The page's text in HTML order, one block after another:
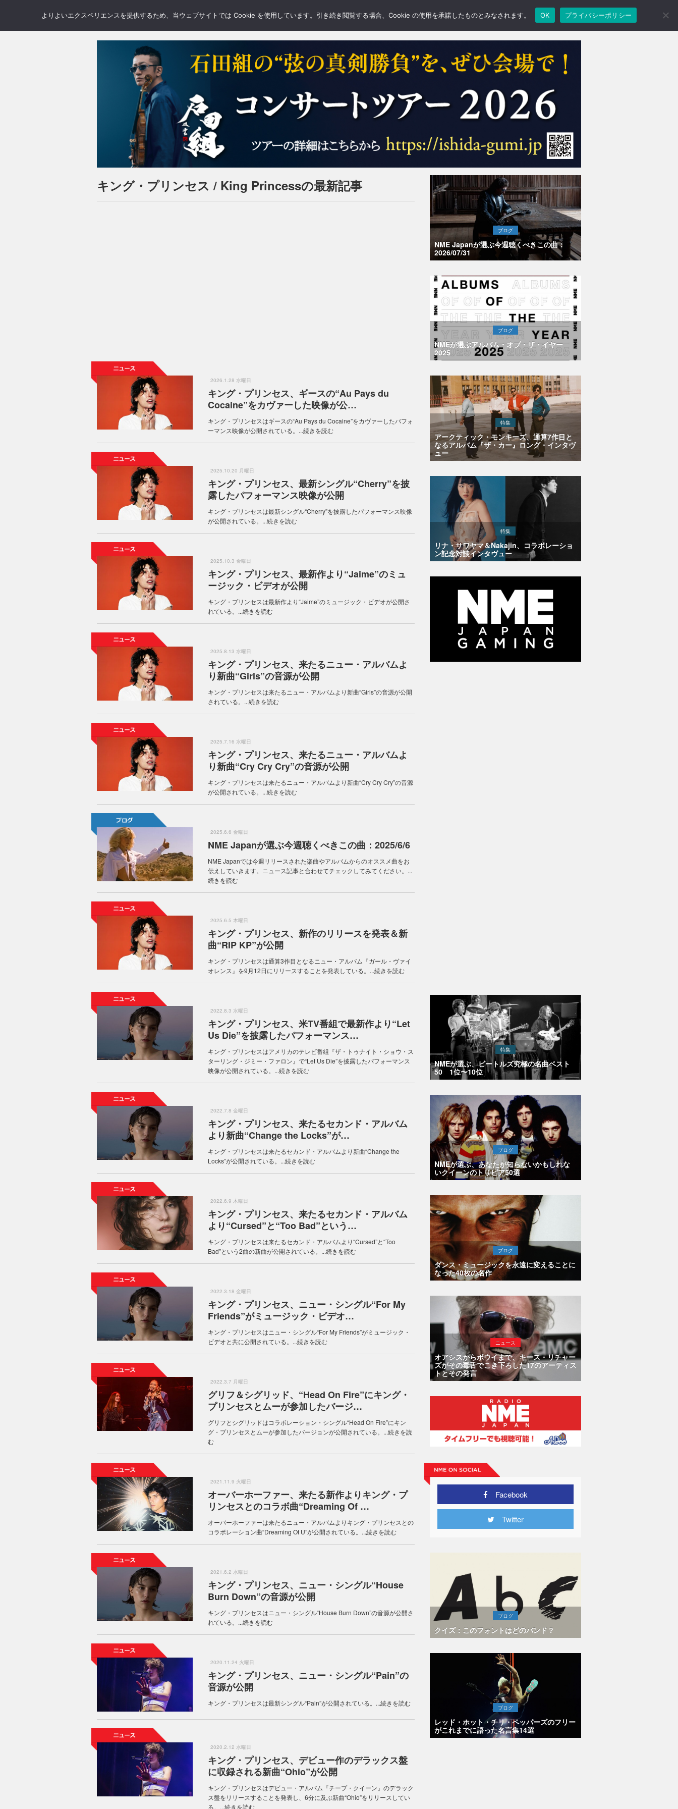
NEWS REVIEWS GALLERY BLOGS FEATURE
キング・プリンセス / King Princessの最新記事
2026.1.28 水曜日
キング・プリンセス、ギースの“Au Pays du
Cocaine”をカヴァーした映像が公…
キング・プリンセスはギースの“Au Pays du Cocaine”をカヴァーしたパフォ
ーマンス映像が公開されている。...続きを読む
2025.10.20 月曜日
キング・プリンセス、最新シングル“Cherry”を披
露したパフォーマンス映像が公開
キング・プリンセスは最新シングル“Cherry”を披露したパフォーマンス映像
が公開されている。...続きを読む
2025.10.3 金曜日
キング・プリンセス、最新作より“Jaime”のミュ
ージック・ビデオが公開
キング・プリンセスは最新作より“Jaime”のミュージック・ビデオが公開さ
れている。...続きを読む
2025.8.13 水曜日
キング・プリンセス、来たるニュー・アルバムよ
り新曲“Girls”の音源が公開
キング・プリンセスは来たるニュー・アルバムより新曲“Girls”の音源が公開
されている。...続きを読む
2025.7.16 水曜日
キング・プリンセス、来たるニュー・アルバムよ
り新曲“Cry Cry Cry”の音源が公開
キング・プリンセスは来たるニュー・アルバムより新曲“Cry Cry Cry”の音源
が公開されている。...続きを読む
2025.6.6 金曜日
NME Japanが選ぶ今週聴くべきこの曲：2025/6/6
NME Japanでは今週リリースされた楽曲やアルバムからのオススメ曲をお
伝えしていきます。ニュース記事と合わせてチェックしてみてください。...
続きを読む
2025.6.5 木曜日
キング・プリンセス、新作のリリースを発表＆新
曲“RIP KP”が公開
キング・プリンセスは通算3作目となるニュー・アルバム『ガール・ヴァイ
オレンス』を9月12日にリリースすることを発表している。...続きを読む
2022.8.3 水曜日
キング・プリンセス、米TV番組で最新作より“Let
Us Die”を披露したパフォーマンス…
キング・プリンセスはアメリカのテレビ番組『ザ・トゥナイト・ショウ・ス
ターリング・ジミー・ファロン』で“Let Us Die”を披露したパフォーマンス
映像が公開されている。...続きを読む
2022.7.8 金曜日
キング・プリンセス、来たるセカンド・アルバム
より新曲“Change the Locks”が…
キング・プリンセスは来たるセカンド・アルバムより新曲“Change the
Locks”が公開されている。...続きを読む
2022.6.9 木曜日
キング・プリンセス、来たるセカンド・アルバム
より“Cursed”と“Too Bad”という…
キング・プリンセスは来たるセカンド・アルバムより“Cursed”と“Too
Bad”という2曲の新曲が公開されている。...続きを読む
2022.3.18 金曜日
キング・プリンセス、ニュー・シングル“For My
Friends”がミュージック・ビデオ…
キング・プリンセスはニュー・シングル“For My Friends”がミュージック・
ビデオと共に公開されている。...続きを読む
2022.3.7 月曜日
グリフ＆シグリッド、“Head On Fire”にキング・
プリンセスとムーが参加したバージ…
グリフとシグリッドはコラボレーション・シングル“Head On Fire”にキン
グ・プリンセスとムーが参加したバージョンが公開されている。...続きを読
む
2021.11.9 火曜日
オーバーホーファー、来たる新作よりキング・プ
リンセスとのコラボ曲“Dreaming Of …
オーバーホーファーは来たるニュー・アルバムよりキング・プリンセスとの
コラボレーション曲“Dreaming Of U”が公開されている。...続きを読む
2021.6.2 水曜日
キング・プリンセス、ニュー・シングル“House
Burn Down”の音源が公開
キング・プリンセスはニュー・シングル“House Burn Down”の音源が公開さ
れている。...続きを読む
2020.11.24 火曜日
キング・プリンセス、ニュー・シングル“Pain”の
音源が公開
キング・プリンセスは最新シングル“Pain”が公開されている。...続きを読む
2020.2.12 水曜日
キング・プリンセス、デビュー作のデラックス盤
に収録される新曲“Ohio”が公開
キング・プリンセスはデビュー・アルバム『チープ・クイーン』のデラック
ス盤をリリースすることを発表し、6分に及ぶ新曲“Ohio”をリリースしてい
る。...続きを読む
ブログ
NME Japanが選ぶ今週聴くべきこの曲：
2026/07/31
ブログ
NMEが選ぶアルバム・オブ・ザ・イヤー
2025
特集
アークティック・モンキーズ、通算7作目と
なるアルバム『ザ・カー』ロング・インタヴ
ュー
特集
リナ・サワヤマ＆Nakajin、コラボレーショ
ン記念対談インタヴュー
特集
NMEが選ぶ、ビートルズ究極の名曲ベスト
50 1位〜10位
ブログ
NMEが選ぶ、あなたが知らないかもしれな
いクイーンのトリビア50選
ブログ
ダンス・ミュージックを永遠に変えることに
なった40枚の名作
ニュース
オアシスからボウイまで、キース・リチャー
ズがその毒舌でこき下ろした17のアーティス
トとその発言
Facebook
Twitter
ブログ
クイズ：このフォントはどのバンド？
ブログ
レッド・ホット・チリ・ペッパーズのフリー
がこれまでに語った名言集14選
よりよいエクスペリエンスを提供するため、当ウェブサイトでは Cookie を使用しています。引き続き閲覧する場合、Cookie の使用を承諾したものとみなされます。 OK プライバシーポリシー